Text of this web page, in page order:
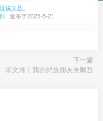
世说文丛。
发布于2025-5-21
下一篇
陈文湘丨我的鲜族朋友吴顺哲